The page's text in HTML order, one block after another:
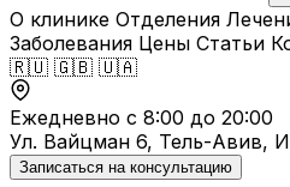
О клинике Отделения
Заболевания Цены Статьи
🇷🇺 🇬🇧 🇺🇦
Ежедневно с 8:00 до 20:00
Ул. Вайцман 6, Тель-Авив,
Записаться на консультацию